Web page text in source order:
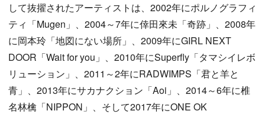
して抜擢されたアーティストは、2002年にポルノグラフィ
ティ「Mugen」、2004～7年に倖田來未「奇跡」、2008年
に岡本玲「地図にない場所」、2009年にGIRL NEXT
DOOR「Wait for you」、2010年にSuperfly「タマシイレボ
リューション」、2011～2年にRADWIMPS「君と羊と
青」、2013年にサカナクション「Aoi」、2014～6年に椎
名林檎「NIPPON」、そして2017年にONE OK